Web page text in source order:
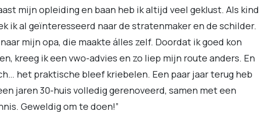
mijn opleiding en baan heb ik altijd veel geklust. Als kind
ik al geïnteresseerd naar de stratenmaker en de schilder.
mijn opa, die maakte álles zelf. Doordat ik goed kon
kreeg ik een vwo-advies en zo liep mijn route anders. En
het praktische bleef kriebelen. Een paar jaar terug heb
jaren 30-huis volledig gerenoveerd, samen met een
Geweldig om te doen!”